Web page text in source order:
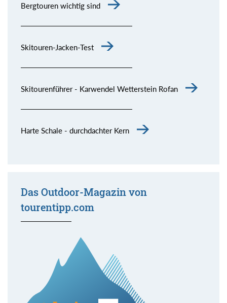
Bergtouren wichtig sind
Skitouren-Jacken-Test
Skitourenführer - Karwendel Wetterstein Rofan
Harte Schale - durchdachter Kern
Das Outdoor-Magazin von
tourentipp.com